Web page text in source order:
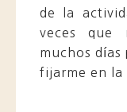
de la
veces que
muchos días
fijarme en la